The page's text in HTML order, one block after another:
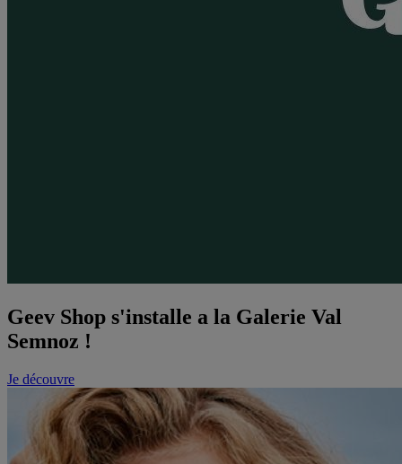
Geev Shop s'installe a la Galerie Val
Semnoz !
Je découvre